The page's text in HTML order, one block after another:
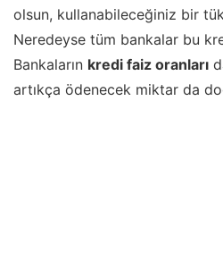
olsun, kullanabileceğiniz bir
Neredeyse tüm bankalar bu
Bankaların kredi faiz oranları
artıkça ödenecek miktar da